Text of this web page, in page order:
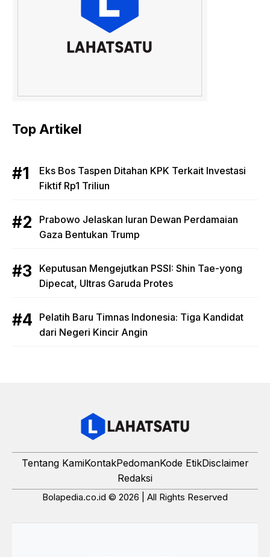
Top Artikel
Eks Bos Taspen Ditahan KPK Terkait Investasi
Fiktif Rp1 Triliun
Prabowo Jelaskan Iuran Dewan Perdamaian
Gaza Bentukan Trump
Keputusan Mengejutkan PSSI: Shin Tae-yong
Dipecat, Ultras Garuda Protes
Pelatih Baru Timnas Indonesia: Tiga Kandidat
dari Negeri Kincir Angin
Tentang KamiKontakPedomanKode EtikDisclaimer
Redaksi
Bolapedia.co.id © 2026 | All Rights Reserved